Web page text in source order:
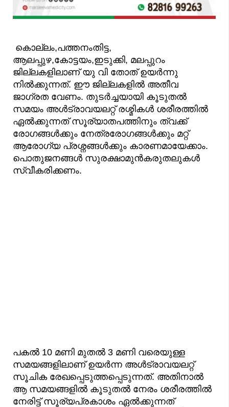
കൊല്ലം,പത്തനംതിട്ട,
ആലപ്പുഴ,കോട്ടയം,ഇടുക്കി, മലപ്പുറം
ജില്ലകളിലാണ് യു വി തോത് ഉയർന്നു
നിൽക്കുന്നത്. ഈ ജില്ലകളിൽ അതീവ
ജാഗ്രത വേണം. തുടർച്ചയായി കൂടുതൽ
സമയം അൾട്രാവയലറ്റ് രശ്മികൾ ശരീരത്തിൽ
ഏൽക്കുന്നത് സൂര്യാതപത്തിനും ത്വക്ക്
രോഗങ്ങൾക്കും നേത്രരോഗങ്ങൾക്കും മറ്റ്
ആരോഗ്യ പ്രശ്നങ്ങൾക്കും കാരണമായേക്കാം.
പൊതുജനങ്ങൾ സുരക്ഷാമുൻകരുതലുകൾ
സ്വീകരിക്കണം.
പകൽ 10 മണി മുതൽ 3 മണി വരെയുള്ള
സമയങ്ങളിലാണ് ഉയർന്ന അൾട്രാവയലറ്റ്
സൂചിക രേഖപ്പെടുത്തപ്പെടുന്നത്. അതിനാൽ
ആ സമയങ്ങളിൽ കൂടുതൽ നേരം ശരീരത്തിൽ
നേരിട്ട് സൂര്യപ്രകാശം ഏൽക്കുന്നത്